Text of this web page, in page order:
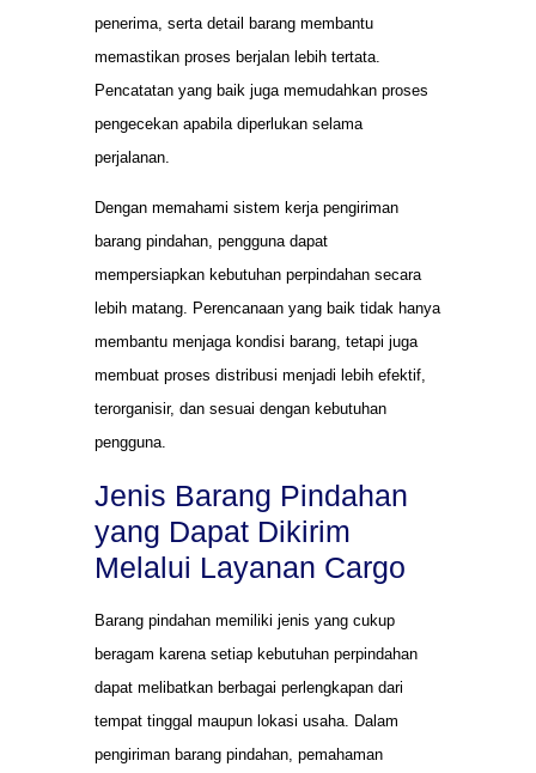
penerima, serta detail barang membantu
memastikan proses berjalan lebih tertata.
Pencatatan yang baik juga memudahkan proses
pengecekan apabila diperlukan selama
perjalanan.
Dengan memahami sistem kerja pengiriman
barang pindahan, pengguna dapat
mempersiapkan kebutuhan perpindahan secara
lebih matang. Perencanaan yang baik tidak hanya
membantu menjaga kondisi barang, tetapi juga
membuat proses distribusi menjadi lebih efektif,
terorganisir, dan sesuai dengan kebutuhan
pengguna.
Jenis Barang Pindahan
yang Dapat Dikirim
Melalui Layanan Cargo
Barang pindahan memiliki jenis yang cukup
beragam karena setiap kebutuhan perpindahan
dapat melibatkan berbagai perlengkapan dari
tempat tinggal maupun lokasi usaha. Dalam
pengiriman barang pindahan, pemahaman